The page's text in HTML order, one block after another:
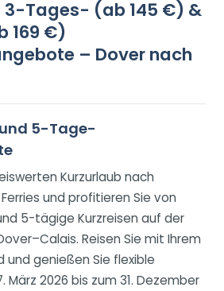
3-Tages- (ab 145 €) &
169 €)
– Dover nach
5-Tage-
Kurzurlaub nach
und profitieren Sie von
5-tägige Kurzreisen auf der
Reisen Sie mit Ihrem
genießen Sie flexible
März 2026 bis zum 31. Dezember